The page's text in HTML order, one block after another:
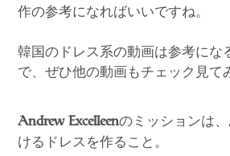
作の参考になればいいですね。
韓国のドレス系の動画は参考にな
で、ぜひ他の動画もチェック見て
Andrew Excelleenのミッションは
けるドレスを作ること。